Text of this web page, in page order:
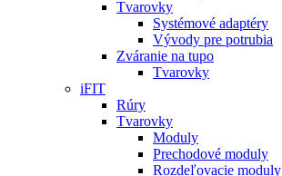
Tvarovky
Systémové adaptéry
Vývody pre potrubia
Zváranie na tupo
Tvarovky
iFIT
Rúry
Tvarovky
Moduly
Prechodové moduly
Rozdeľovacie moduly